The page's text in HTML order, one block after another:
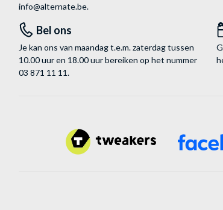
info@alternate.be.
Bel ons
Je kan ons van maandag t.e.m. zaterdag tussen
10.00 uur en 18.00 uur bereiken op het nummer
03 871 11 11.